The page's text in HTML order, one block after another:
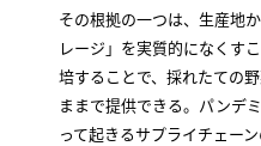
その根拠の一つは、生産地
レージ」を実質的になくす
培することで、採れたての
ままで提供できる。パンデ
って起きるサプライチェー